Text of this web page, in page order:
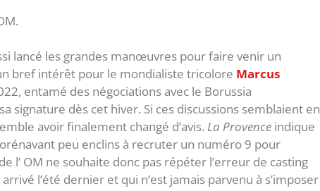
lancé les grandes manœuvres pour faire venir un
bref intérêt pour le mondialiste tricolore Marcus
entamé des négociations avec le Borussia
signature dès cet hiver. Si ces discussions semblaient en
avoir finalement changé d’avis. La Provence indique
peu enclins à recruter un numéro 9 pour
l’ OM ne souhaite donc pas répéter l’erreur de casting
l’été dernier et qui n’est jamais parvenu à s’imposer